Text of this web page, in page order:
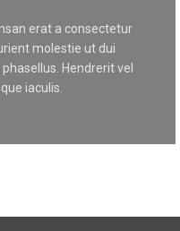
erat a consectetur
molestie ut dui
Hendrerit vel
iaculis.